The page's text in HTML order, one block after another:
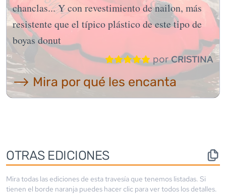
chanclas... Y con revestimiento de nailon, más
resistente que el típico plástico de este tipo de
boyas donut
porCRISTINA
⟶ Mira por qué les encanta
OTRAS EDICIONES
Mira todas las ediciones de esta travesía que tenemos listadas. Si
tienen el borde naranja puedes hacer clic para ver todos los detalles.